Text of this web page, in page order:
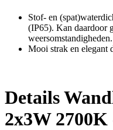
Stof- en
(IP65). Kan daardoor
weersomstandigheden.
Mooi strak en elegant
Details
2x3W